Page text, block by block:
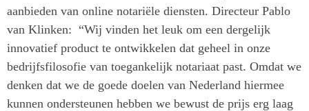
aanbieden van online notariële diensten. Directeur Pablo
van Klinken: “Wij vinden het leuk om een dergelijk
innovatief product te ontwikkelen dat geheel in onze
bedrijfsfilosofie van toegankelijk notariaat past. Omdat we
denken dat we de goede doelen van Nederland hiermee
kunnen ondersteunen hebben we bewust de prijs erg laag